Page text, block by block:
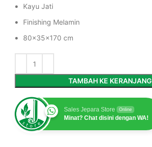
Kayu Jati
Finishing Melamin
80x35x170 cm
TAMBAH KE KERANJANG
Sales Jepara Store Online
Minat? Chat disini dengan WA!